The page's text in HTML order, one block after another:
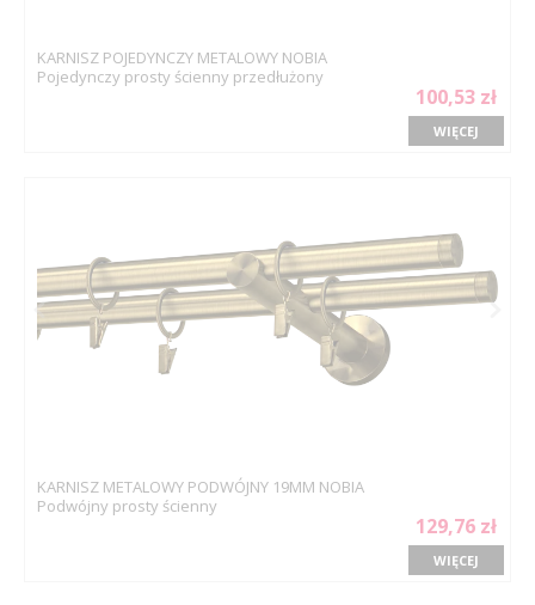
KARNISZ POJEDYNCZY METALOWY NOBIA
Pojedynczy prosty ścienny przedłużony
100,53 zł
WIĘCEJ
KARNISZ METALOWY PODWÓJNY 19MM NOBIA
Podwójny prosty ścienny
129,76 zł
WIĘCEJ